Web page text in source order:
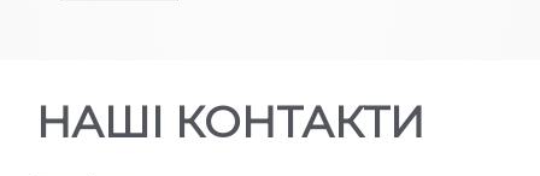
НАШІ КОНТАКТИ